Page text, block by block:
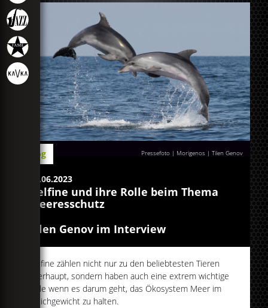
Pressefoto | Morigenos | Tilen Genov
Blog
08.06.2023
Delfine und ihre Rolle beim Thema
Meeresschutz
Tilen Genov im Interview
Delfine zählen nicht nur zu den beliebtesten Tieren
überhaupt, sondern haben auch eine extrem wichtige
Rolle wenn es darum geht, das Ökosystem Meer im
Gleichgewicht zu halten.